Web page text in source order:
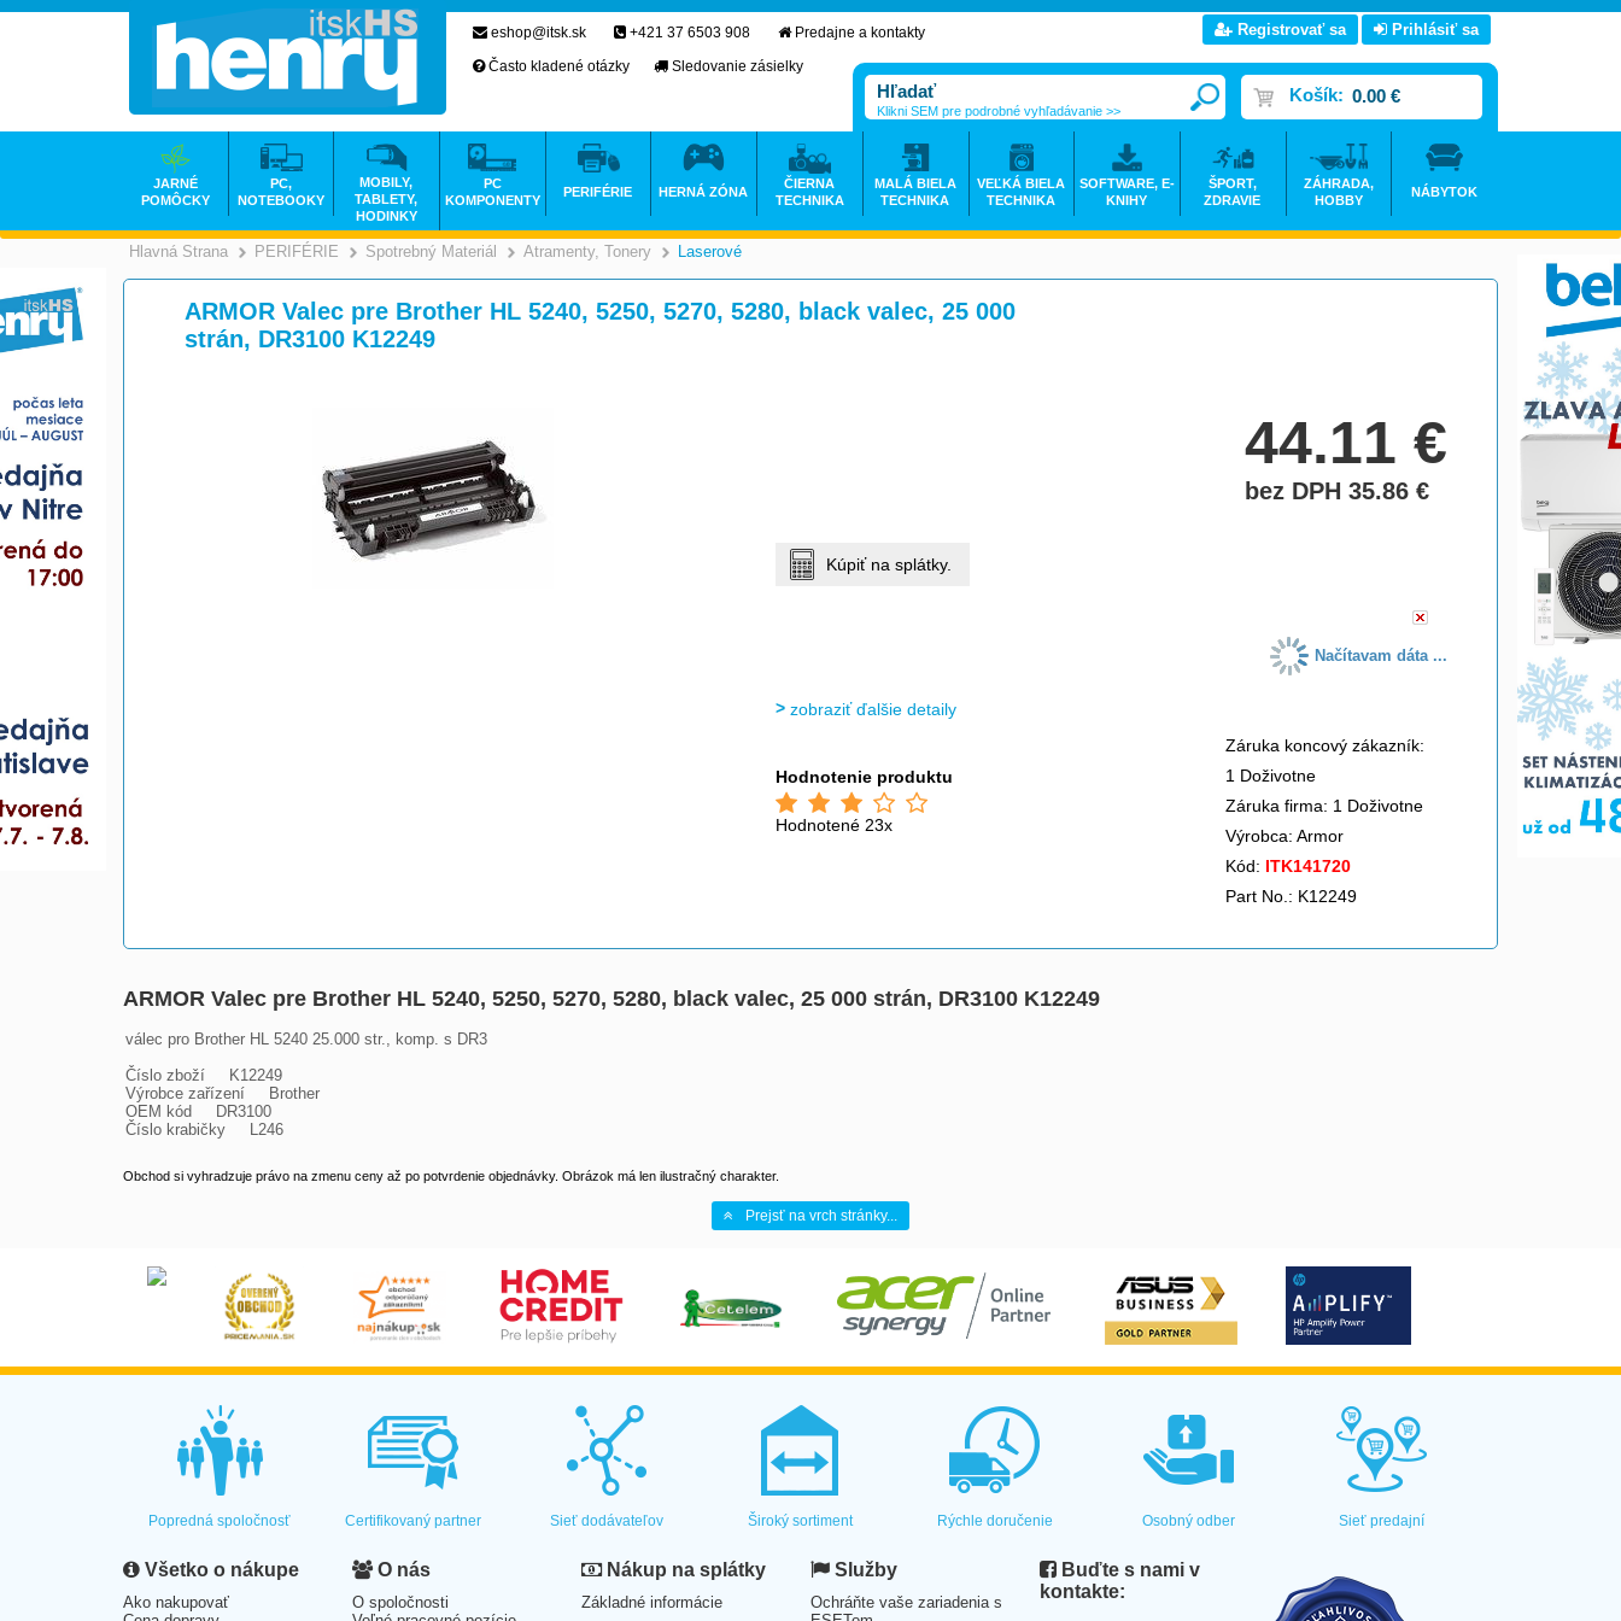
Hlavná Strana >
PERIFÉRIE >
Spotrebný Materiál >
Atramenty, Tonery >
Laserové
ARMOR Valec pre Brother HL 5240, 5250, 5270, 5280, black valec, 25 000
strán, DR3100 K12249
44.11€
bez DPH 35.86€
Kúpiť na splátky.
Načítavam dáta ...
zobraziť ďalšie detaily
Hodnotenie produktu
Hodnotené 23x
Záruka koncový zákazník:
1 Doživotne
Záruka firma: 1 Doživotne
Výrobca: Armor
Kód: ITK141720
Part No.: K12249
ARMOR Valec pre Brother HL 5240, 5250, 5270, 5280, black valec, 25 000 strán, DR3100 K12249
válec pro Brother HL 5240 25.000 str., komp. s DR3
Číslo zboží     K12249
Výrobce zařízení     Brother
OEM kód     DR3100
Číslo krabičky     L246
Obchod si vyhradzuje právo na zmenu ceny až po potvrdenie objednávky. Obrázok má len ilustračný charakter.
Prejsť na vrch stránky...
eshop@itsk.sk +421 37 6503 908
Predajne a kontakty
Často kladené otázky
Sledovanie zásielky
Registrovať sa Prihlásiť sa
Košík: 0.00 €
Klikni SEM pre podrobné vyhľadávanie >>
JARNÉ
POMÔCKY
PC,
NOTEBOOKY
MOBILY,
TABLETY,
HODINKY
PC
KOMPONENTY
PERIFÉRIE HERNÁ ZÓNA
ČIERNA
TECHNIKA
MALÁ BIELA
TECHNIKA
VEĽKÁ BIELA
TECHNIKA
SOFTWARE, E-
KNIHY
ŠPORT,
ZDRAVIE
ZÁHRADA,
HOBBY
NÁBYTOK
Popredná spoločnosť Certifikovaný partner Sieť dodávateľov Široký sortiment Rýchle doručenie Osobný odber Sieť predajní
Všetko o nákupe
Ako nakupovať
O nás
O spoločnosti
Nákup na splátky
Základné informácie
Služby
Ochráňte vaše zariadenia s
Buďte s nami v
kontakte: